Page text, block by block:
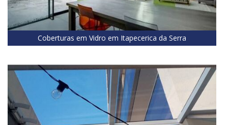
Coberturas em Vidro em Itapecerica da Serra